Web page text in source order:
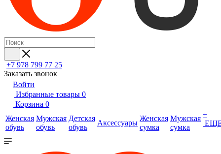
+7 978 799 77 25
Заказать звонок
Войти
Избранные товары 0
Корзина 0
Женская
обувь
Мужская
обувь
Детская
обувь
Аксессуары
Женская
сумка
Мужская
сумка
+